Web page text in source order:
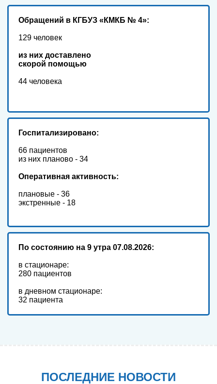
Обращений в КГБУЗ «КМКБ № 4»:
129 человек
из них доставлено
скорой помощью
44 человека
Госпитализировано:
66 пациентов
из них планово - 34
Оперативная активность:
плановые - 36
экстренные - 18
По состоянию на 9 утра 07.08.2026:
в стационаре:
280 пациентов
в дневном стационаре:
32 пациента
ПОСЛЕДНИЕ НОВОСТИ